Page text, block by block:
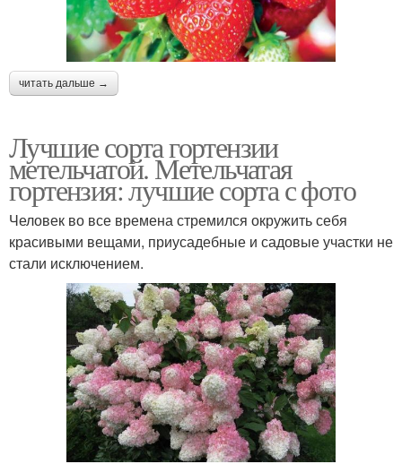
читать дальше →
Лучшие сорта гортензии
метельчатой. Метельчатая
гортензия: лучшие сорта с фото
Человек во все времена стремился окружить себя
красивыми вещами, приусадебные и садовые участки не
стали исключением.